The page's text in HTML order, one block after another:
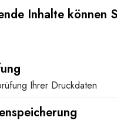
Inhalte können
Ihrer Druckdaten